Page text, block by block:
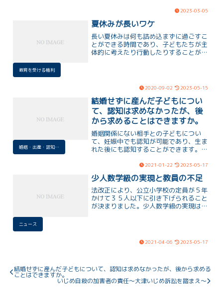
調査項目に加えられることになりまし
た。そのことの意味と残された課題につ
いての解説です。
2023-03-05
教育を受ける権利
夏休みが長いワケ
長い夏休みは何も詰め込まずに過ごすこ
とができる時間であり、子どもたちが主
体的に考えたり行動したりすることがで
分に持てることを期待しています。
2020-09-02 2023-05-15
婚姻・出産・認知・養育費
結婚せずに産んだ子どもについ
て、認知は求めなかったが、後
から求めることはできますか。
婚姻関係にない相手との子どもについ
て、妊娠中でも認知が可能であり、生ま
れた後にも認知することができます。認
であっても法定代理人の同意は不要で
す。ただし、成人になった子の承諾がな
ければ、成人後の認知はできません。認
知についての具体的な期限は法律上定め
られていません。
2021-01-22 2023-05-17
ニュース
少人数学級の実現と教員の不足
法改正により、公立小学校の定員が５年
かけて３５人以下に引き下げられること
が決まりました。少人数学級の実現は望
差や質の低下の懸念もあります。
2021-04-06 2023-05-17
結婚せずに産んだ子どもについて、認知は求めなかったが、後から求める
ことはできますか。
いじめ自殺の加害者の責任～大津いじめ訴訟を踏まえ～